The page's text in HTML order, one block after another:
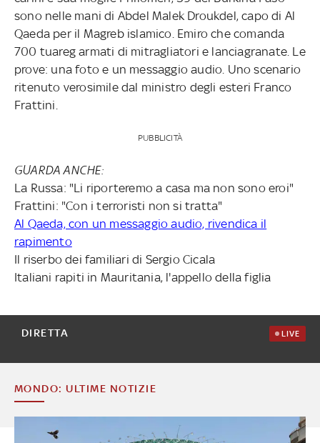
sono nelle mani di Abdel Malek Droukdel, capo di Al
Qaeda per il Magreb islamico. Emiro che comanda
700 tuareg armati di mitragliatori e lanciagranate. Le
prove: una foto e un messaggio audio. Uno scenario
ritenuto verosimile dal ministro degli esteri Franco
Frattini.
PUBBLICITÀ
GUARDA ANCHE:
La Russa: "Li riporteremo a casa ma non sono eroi"
Frattini: "Con i terroristi non si tratta"
Al Qaeda, con un messaggio audio, rivendica il
rapimento
Il riserbo dei familiari di Sergio Cicala
Italiani rapiti in Mauritania, l'appello della figlia
DIRETTA LIVE
MONDO: ULTIME NOTIZIE